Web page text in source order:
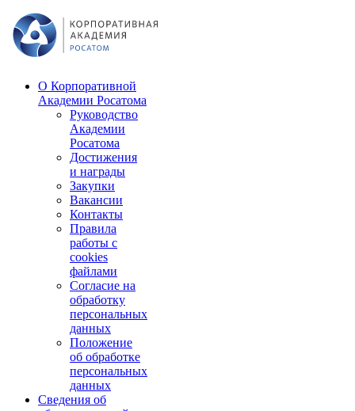
О Корпоративной
Академии Росатома
Руководство
Академии
Росатома
Достижения
и награды
Закупки
Вакансии
Контакты
Правила
работы с
cookies
файлами
Согласие на
обработку
персональных
данных
Положение
об обработке
персональных
данных
Сведения об